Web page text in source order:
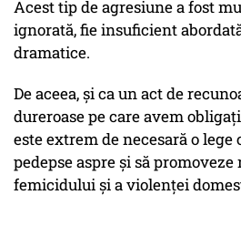
Acest tip de agresiune a fost
ignorată, fie insuficient
dramatice.
De aceea, și ca un act de
dureroase pe care avem
este extrem de necesară o lege
pedepse aspre și să
femicidului și a violenței